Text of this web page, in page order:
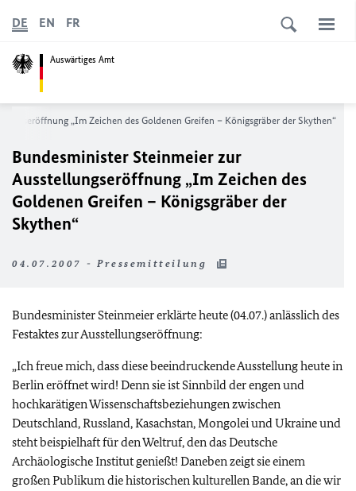
Auswärtiges Amt
DE EN FR
„Im Zeichen des Goldenen Greifen – Königsgräber der Skythen“
Bundesminister Steinmeier zur
Ausstellungseröffnung „Im Zeichen des
Goldenen Greifen – Königsgräber der
Skythen“
04.07.2007 - Pressemitteilung
Bundesminister Steinmeier erklärte heute (04.07.) anlässlich des
Festaktes zur Ausstellungseröffnung:
„Ich freue mich, dass diese beeindruckende Ausstellung heute in
Berlin eröffnet wird! Denn sie ist Sinnbild der engen und
hochkarätigen Wissenschaftsbeziehungen zwischen
Deutschland, Russland, Kasachstan, Mongolei und Ukraine und
steht beispielhaft für den Weltruf, den das Deutsche
Archäologische Institut genießt! Daneben zeigt sie einem
großen Publikum die historischen kulturellen Bande, an die wir